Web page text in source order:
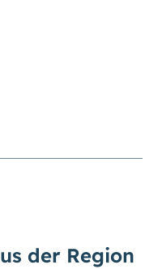
der Region